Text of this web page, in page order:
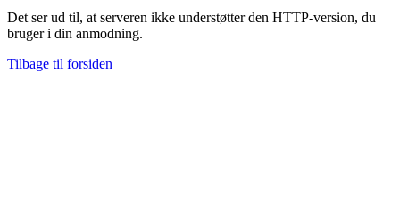
Det ser ud til, at serveren ikke understøtter den HTTP-version, du
bruger i din anmodning.
Tilbage til forsiden